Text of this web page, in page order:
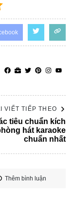
VIẾT TIẾP THEO
tiêu chuẩn kích
hát karaoke
chuẩn nhất
Thêm bình luận